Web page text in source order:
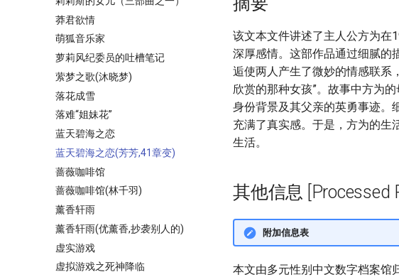
莽君欲情
萌狐音乐家
萝莉风纪委员的吐槽笔记
萦梦之歌(沐晓梦)
落花成雪
落难“姐妹花”
蓝天碧海之恋
蓝天碧海之恋(芳芳,41章变)
蔷薇咖啡馆
蔷薇咖啡馆(林千羽)
薰香轩雨
薰香轩雨(优薰香,抄袭别人的)
虚实游戏
虚拟游戏之死神降临
该文本文件讲述了主人公方为在
深厚感情。这部作品通过细腻的
逅使两人产生了微妙的情感联系
欣赏的那种女孩”。故事中方为
身份背景及其父亲的英勇事迹。
充满了真实感。于是，方为的生
生活。
其他信息 [Processed
附加信息表
本文由多元性别中文数字档案馆